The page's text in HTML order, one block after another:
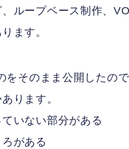
ループベース制作、
ます。
をそのまま公開したの
ります。
いない部分がある
がある